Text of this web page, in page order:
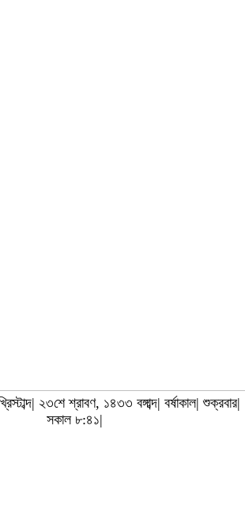
২৩শে শ্রাবণ, ১৪৩৩ বঙ্গাব্দ| বর্ষাকাল| শুক্রবার|
সকাল ৮:৪১|